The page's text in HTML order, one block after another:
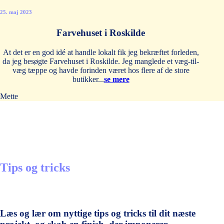
25. maj 2023
Farvehuset i Roskilde
At det er en god idé at handle lokalt fik jeg bekræftet forleden,
da jeg besøgte Farvehuset i Roskilde. Jeg manglede et væg-til-
væg tæppe og havde forinden været hos flere af de store
butikker...se mere
Mette
Tips og tricks
Læs og lær om nyttige tips og tricks til dit næste